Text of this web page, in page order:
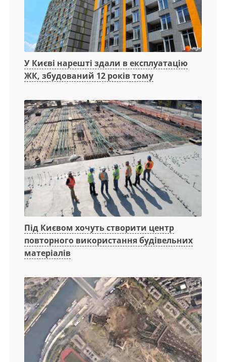
У Києві нарешті здали в експлуатацію
ЖК, збудований 12 років тому
Під Києвом хочуть створити центр
повторного використання будівельних
матеріалів